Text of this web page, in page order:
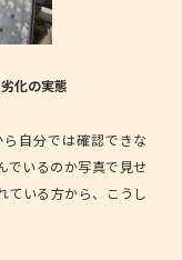
化の実態
ら自分では確認できな
でいるのか写真で見せ
いる方から、こうし